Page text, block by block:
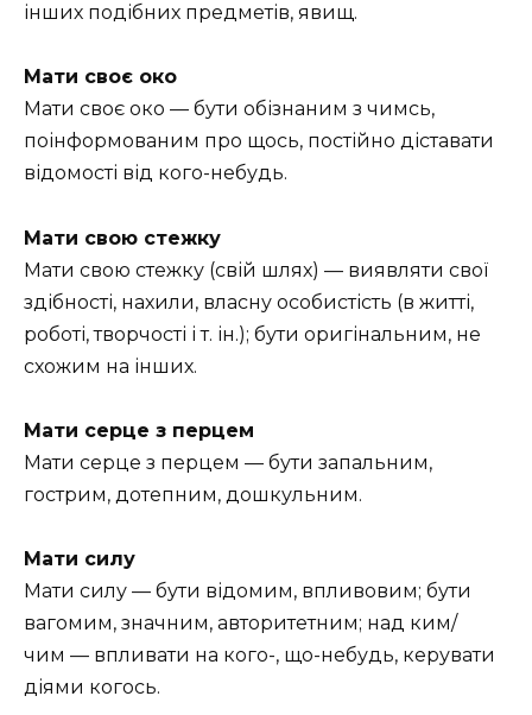
інших подібних предметів, явищ.
Мати своє око
Мати своє око — бути обізнаним з чимсь,
поінформованим про щось, постійно діставати
відомості від кого-небудь.
Мати свою стежку
Мати свою стежку (свій шлях) — виявляти свої
здібності, нахили, власну особистість (в житті,
роботі, творчості і т. ін.); бути оригінальним, не
схожим на інших.
Мати серце з перцем
Мати серце з перцем — бути запальним,
гострим, дотепним, дошкульним.
Мати силу
Мати силу — бути відомим, впливовим; бути
вагомим, значним, авторитетним; над ким/
чим — впливати на кого-, що-небудь, керувати
діями когось.